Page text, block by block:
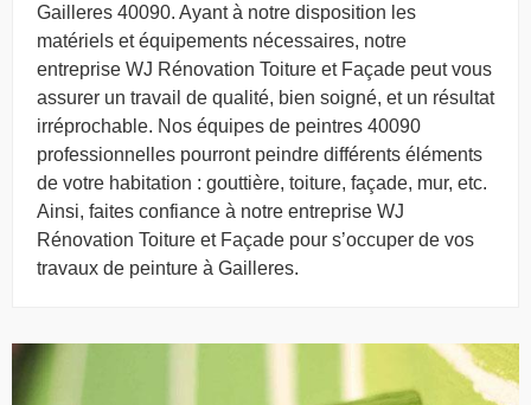
Gailleres 40090. Ayant à notre disposition les
matériels et équipements nécessaires, notre
entreprise WJ Rénovation Toiture et Façade peut vous
assurer un travail de qualité, bien soigné, et un résultat
irréprochable. Nos équipes de peintres 40090
professionnelles pourront peindre différents éléments
de votre habitation : gouttière, toiture, façade, mur, etc.
Ainsi, faites confiance à notre entreprise WJ
Rénovation Toiture et Façade pour s’occuper de vos
travaux de peinture à Gailleres.